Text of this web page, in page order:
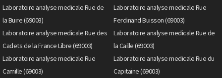
Laboratoire analyse medicale Rue de
la Buire (69003)
Laboratoire analyse medicale Rue
Ferdinand Buisson (69003)
Laboratoire analyse medicale Rue des
Cadets de la France Libre (69003)
Laboratoire analyse medicale Rue de
la Caille (69003)
Laboratoire analyse medicale Rue
Camille (69003)
Laboratoire analyse medicale Rue du
Capitaine (69003)